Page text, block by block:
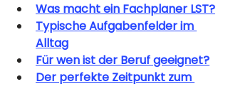
Was macht ein Fachplaner LST?
Typische Aufgabenfelder im
Alltag
Für wen ist der Beruf geeignet?
Der perfekte Zeitpunkt zum